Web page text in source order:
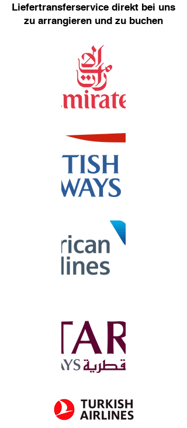
Liefertransferservice direkt bei uns
zu arrangieren und zu buchen